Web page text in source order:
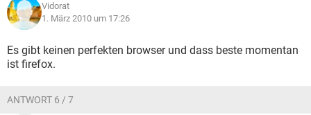
Vidorat
1. März 2010 um 17:26
Es gibt keinen perfekten browser und dass beste momentan
ist firefox.
ANTWORT 6 / 7